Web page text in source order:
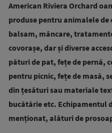
American Riviera Orchard
produse pentru animalele
balsam, mâncare,
covorașe, dar și diverse
pături de pat, fețe de pernă,
pentru picnic, fețe de masă,
din țesături sau materiale
bucătărie etc. Echipamentul
menționat, alături de